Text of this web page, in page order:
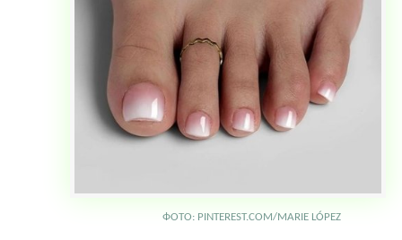
ФОТО: PINTEREST.COM/MARIE LÓPEZ